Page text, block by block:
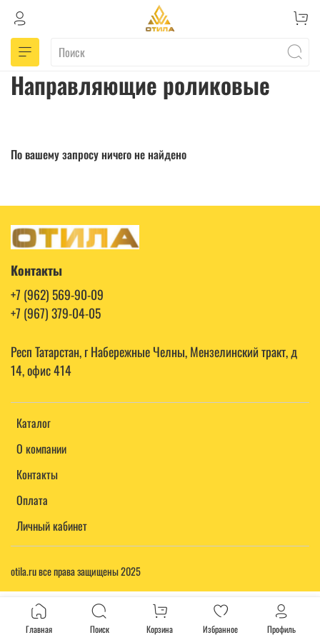
Направляющие роликовые
По вашему запросу ничего не найдено
Каталог
О компании
Контакты
Оплата
Личный кабинет
Контакты
+7 (962) 569-90-09
+7 (967) 379-04-05
Респ Татарстан, г Набережные Челны, Мензелинский тракт, д
14, офис 414
otila.ru все права защищены 2025
Главная Поиск Корзина Избранное Профиль